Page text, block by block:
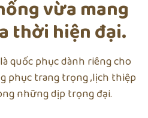
vừa mang
thời hiện đại.
quốc phục dành riêng cho
phục trang trọng ,lịch thiệp
những dịp trọng đại.